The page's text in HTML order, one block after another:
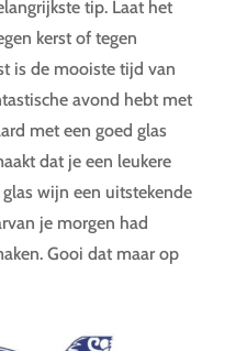
tip. Laat het
kerst of tegen
is de mooiste tijd van
avond hebt met
met een goed glas
dat je een leukere
wijn een uitstekende
je morgen had
Gooi dat maar op